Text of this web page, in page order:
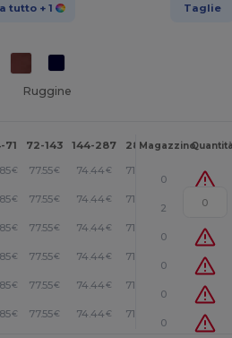
tutto + 1 Taglie
Ruggine
71 72-143 144-287 288 + Altri
Magazzino
€ 77.55€ 74.44€ 71.35
0
€ 77.55€ 74.44€ 71.35
2
€ 77.55€ 74.44€ 71.35
0
€ 77.55€ 74.44€ 71.35
0
€ 77.55€ 74.44€ 71.35
0
€ 77.55€ 74.44€ 71.35
0